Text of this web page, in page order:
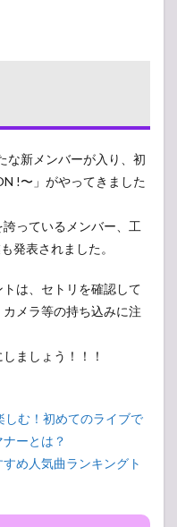
な新メンバーが入り、初
!〜」がやってきました
っているメンバー、工
発表されました。
は、セトリを確認して
メラ等の持ち込みに注
ましょう！！！
む！初めてのライブで
ーとは？
め人気曲ランキングト